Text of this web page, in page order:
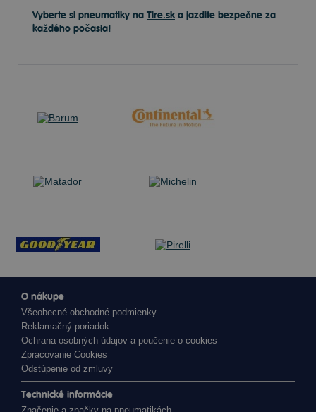
Vyberte si pneumatiky na Tire.sk a jazdite bezpečne za
každého počasia!
O nákupe
Všeobecné obchodné podmienky
Reklamačný poriadok
Ochrana osobných údajov a poučenie o cookies
Zpracovanie Cookies
Odstúpenie od zmluvy
Technické informácie